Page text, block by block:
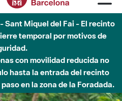
Sant Miquel del Fai - El recinto
temporal por motivos de
con movilidad reducida no
hasta la entrada del recinto
en la zona de la Foradada.